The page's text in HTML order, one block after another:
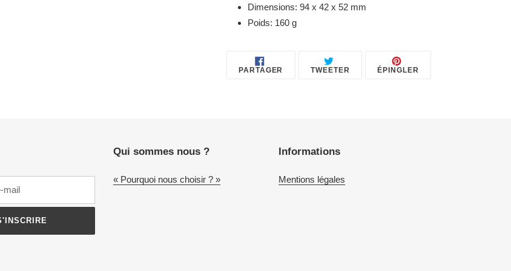
Dimensions: 94 x 42 x 52 mm
Poids: 160 g
PARTAGER
PARTAGERTWEETER TWEETERÉPINGLER
Qui sommes nous ?
« Pourquoi nous choisir ? »
Informations
Mentions légales